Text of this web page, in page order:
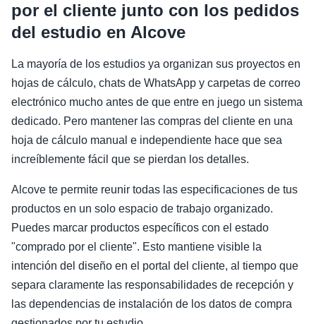
por el cliente junto con los pedidos
del estudio en Alcove
La mayoría de los estudios ya organizan sus proyectos en
hojas de cálculo, chats de WhatsApp y carpetas de correo
electrónico mucho antes de que entre en juego un sistema
dedicado. Pero mantener las compras del cliente en una
hoja de cálculo manual e independiente hace que sea
increíblemente fácil que se pierdan los detalles.
Alcove te permite reunir todas las especificaciones de tus
productos en un solo espacio de trabajo organizado.
Puedes marcar productos específicos con el estado
"comprado por el cliente". Esto mantiene visible la
intención del diseño en el portal del cliente, al tiempo que
separa claramente las responsabilidades de recepción y
las dependencias de instalación de los datos de compra